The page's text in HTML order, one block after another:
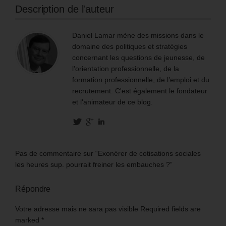
Description de l'auteur
Daniel Lamar mène des missions dans le
domaine des politiques et stratégies
concernant les questions de jeunesse, de
l’orientation professionnelle, de la
formation professionnelle, de l’emploi et du
recrutement. C'est également le fondateur
et l'animateur de ce blog.
Pas de commentaire sur “Exonérer de cotisations sociales
les heures sup. pourrait freiner les embauches ?”
Répondre
Votre adresse mais ne sara pas visible Required fields are
marked *